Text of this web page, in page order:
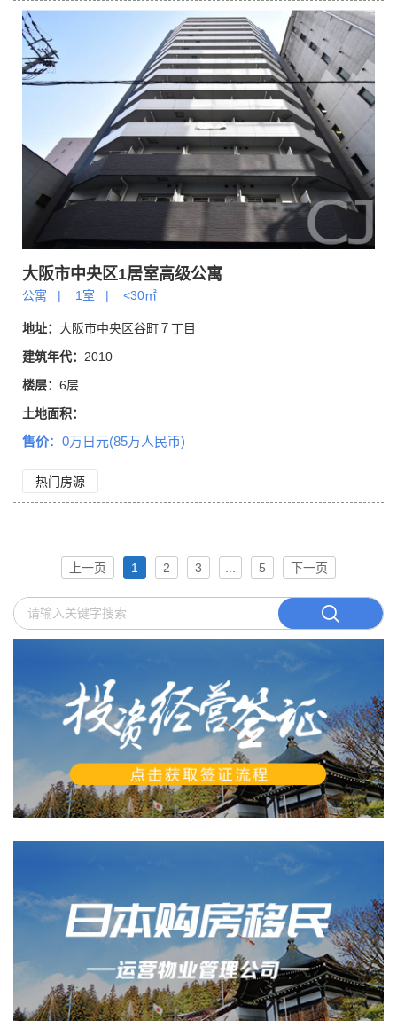
大阪市中央区1居室高级公寓
公寓 | 1室 | <30㎡
地址： 大阪市中央区谷町７丁目
建筑年代： 2010
楼层： 6层
土地面积：
交通：
售价：0万日元(85万人民币)
热门房源
上一页 1 2 3 5 下一页